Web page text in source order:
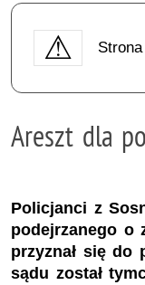
Areszt dla
Policjanci z
podejrzanego o
przyznał się do
sądu został